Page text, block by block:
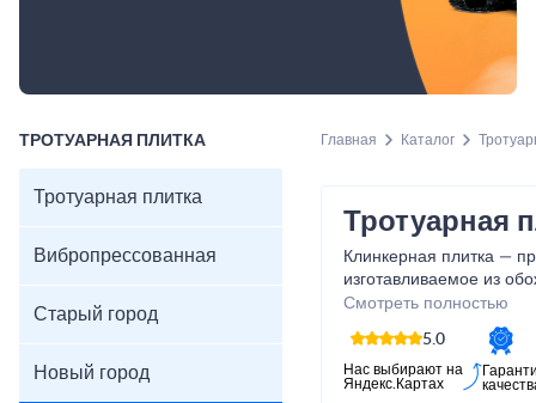
ТРОТУАРНАЯ ПЛИТКА
Тротуарная плитка
Вибропрессованная
Старый город
Новый город
Главная Каталог
Тротуарная
Клинкерная плитка —
изготавливаемое из
температуре. Она
низким
морозу, влаге и
подходит для
сочетая эстетичный
Смотреть полностью
5.0
Нас выбирают на
Яндекс.Картах